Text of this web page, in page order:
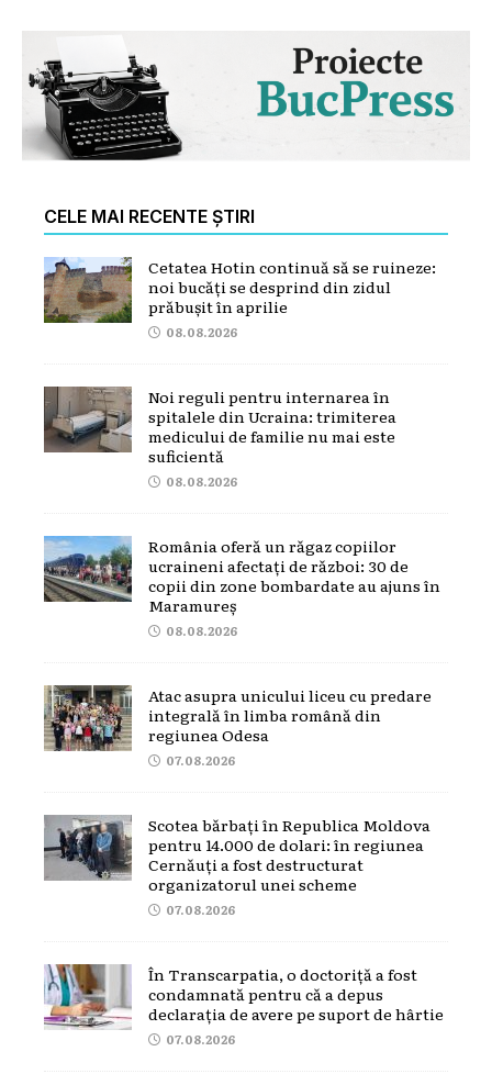
CELE MAI RECENTE ȘTIRI
Cetatea Hotin continuă să se ruineze:
noi bucăți se desprind din zidul
prăbușit în aprilie
08.08.2026
Noi reguli pentru internarea în
spitalele din Ucraina: trimiterea
medicului de familie nu mai este
suficientă
08.08.2026
România oferă un răgaz copiilor
ucraineni afectați de război: 30 de
copii din zone bombardate au ajuns în
Maramureș
08.08.2026
Atac asupra unicului liceu cu predare
integrală în limba română din
regiunea Odesa
07.08.2026
Scotea bărbați în Republica Moldova
pentru 14.000 de dolari: în regiunea
Cernăuți a fost destructurat
organizatorul unei scheme
07.08.2026
În Transcarpatia, o doctoriță a fost
condamnată pentru că a depus
declarația de avere pe suport de hârtie
07.08.2026